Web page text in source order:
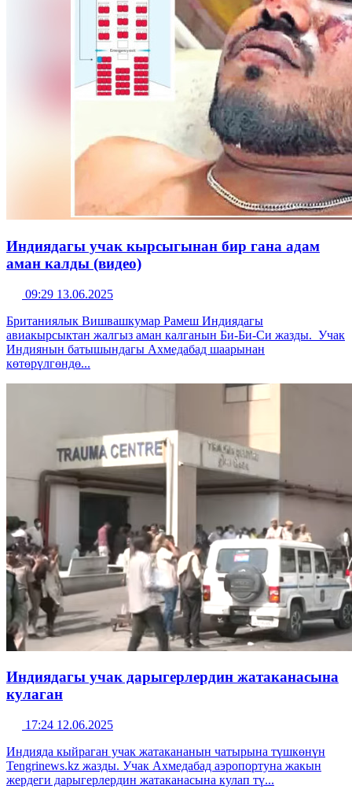
Индиядагы учак кырсыгынан бир гана адам
аман калды (видео)
09:29 13.06.2025
Британиялык Вишвашкумар Рамеш Индиядагы
авиакырсыктан жалгыз аман калганын Би-Би-Си жазды. Учак
Индиянын батышындагы Ахмедабад шаарынан
көтөрүлгөндө...
Индиядагы учак дарыгерлердин жатаканасына
кулаган
17:24 12.06.2025
Индияда кыйраган учак жатакананын чатырына түшкөнүн
Tengrinews.kz жазды. Учак Ахмедабад аэропортуна жакын
жердеги дарыгерлердин жатаканасына кулап тү...